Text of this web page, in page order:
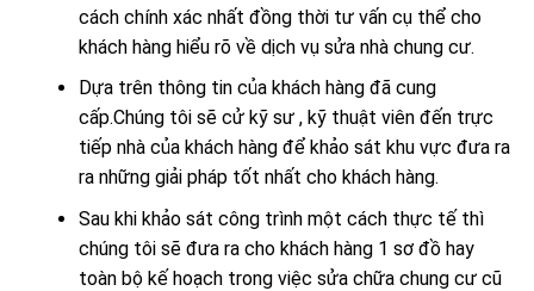
cách chính xác nhất đồng thời tư vấn cụ thể cho
khách hàng hiểu rõ về dịch vụ sửa nhà chung cư.
Dựa trên thông tin của khách hàng đã cung
cấp.Chúng tôi sẽ cử kỹ sư , kỹ thuật viên đến trực
tiếp nhà của khách hàng để khảo sát khu vực đưa ra
ra những giải pháp tốt nhất cho khách hàng.
Sau khi khảo sát công trình một cách thực tế thì
chúng tôi sẽ đưa ra cho khách hàng 1 sơ đồ hay
toàn bộ kế hoạch trong việc sửa chữa chung cư cũ